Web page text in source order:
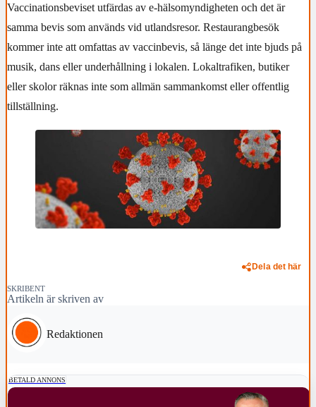
Vaccinationsbeviset utfärdas av e-hälsomyndigheten och det är
samma bevis som används vid utlandsresor. Restaurangbesök
kommer inte att omfattas av vaccinbevis, så länge det inte bjuds på
musik, dans eller underhållning i lokalen. Lokaltrafiken, butiker
eller skolor räknas inte som allmän sammankomst eller offentlig
tillställning.
Dela det här
SKRIBENT
Artikeln är skriven av
Redaktionen
BETALD ANNONS